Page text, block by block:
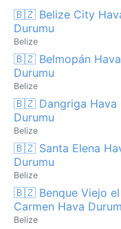
🇧🇿 Belize City
Durumu
Belize
🇧🇿 Belmopán Hava
Durumu
Belize
🇧🇿 Dangriga Hava
Durumu
Belize
🇧🇿 Santa Elena
Durumu
Belize
🇧🇿 Benque Viejo el
Carmen Hava
Belize